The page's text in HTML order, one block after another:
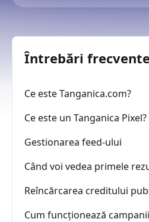
Întrebări frecvente
Ce este Tanganica.com?
Ce este un Tanganica Pixel?
Gestionarea feed-ului
Când voi vedea primele
Reîncărcarea creditului
Cum funcționează